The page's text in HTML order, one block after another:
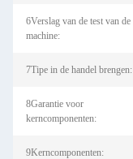
6Verslag van de test van de
machine:
7Tipe in de handel brengen:
8Garantie voor
kerncomponenten:
9Kerncomponenten: